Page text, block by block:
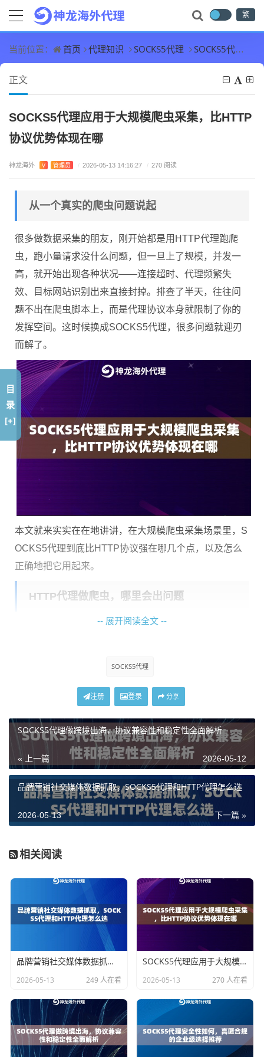
繁
当前位置： 首页 代理知识 SOCKS5代理 SOCKS5代理应用于大规模爬虫采集，比HTTP协议优势体现在哪
正文
SOCKS5代理应用于大规模爬虫采集，比HTTP
协议优势体现在哪
神龙海外 V 管理员 / 2026-05-13 14:16:27 / 270 阅读
从一个真实的爬虫问题说起
很多做数据采集的朋友，刚开始都是用HTTP代理跑爬
虫，跑小量请求没什么问题，但一旦上了规模，并发一
高，就开始出现各种状况——连接超时、代理频繁失
效、目标网站识别出来直接封掉。排查了半天，往往问
题不出在爬虫脚本上，而是代理协议本身就限制了你的
发挥空间。这时候换成SOCKS5代理，很多问题就迎刃
而解了。
本文就来实实在在地讲讲，在大规模爬虫采集场景里，S
OCKS5代理到底比HTTP协议强在哪几个点，以及怎么
正确地把它用起来。
HTTP代理做爬虫，哪里会出问题
PS这两种请求。你的爬虫发出去一个请求，代理服务器
把请求头改一改，再帮你转出去。听起来没什么问题，
但问题就藏在这个"改请求头"上。
代理在中间处理请求的时候，会留下一些特征——比如P
roxy-Connection、Via、X-Forwarded-For
这些字段，
目标网站的反爬系统一旦检测到这些标记，很快就能判
断你走的是代理。爬虫规模越大，请求越频繁，被识别
的概率就越高。
另外HTTP代理对协议的支持范围很窄，非HTTP流量根
个硬伤。
SOCKS5代理的工作方式有什么不同
SOCKS5代理工作在传输层，比HTTP代理低一个层级。
它不管你发的是什么协议的数据，只负责把数据包从客
户端转发到目标服务器，全程不解析、不修改你的请求
内容。
这带来了几个直接的好处：
第一，不会在请求里加任何代理标识字段，目标服务器
看到的请求和正常用户发出的几乎没有区别，被识别为
-- 展开阅读全文 --
SOCKS5代理
注册 登录 分享
SOCKS5代理做跨境出海，协议兼容性和稳定性全面解析
« 上一篇 2026-05-12
品牌营销社交媒体数据抓取，SOCKS5代理和HTTP代理怎么选
下一篇 »
2026-05-13
相关阅读
品牌营销社交媒体数据抓取，SOCKS5代理和HTTP代理怎么选
2026-05-13 249 人在看
SOCKS5代理应用于大规模爬虫采集，比HTTP协议优势体现在哪
2026-05-13 270 人在看
目
录
[+]